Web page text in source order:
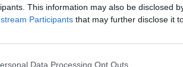
This information may also be disclosed
Participants that may further disclose it
Data Processing Opt Outs
Dodaj nas do preferowanych źródeł w